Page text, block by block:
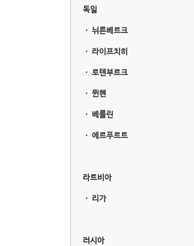
독일
ㆍ 뉘른베르크
ㆍ 라이프치히
ㆍ 로텐부르크
ㆍ 뮌헨
ㆍ 베를린
ㆍ 에르푸르트
라트비아
ㆍ 리가
러시아